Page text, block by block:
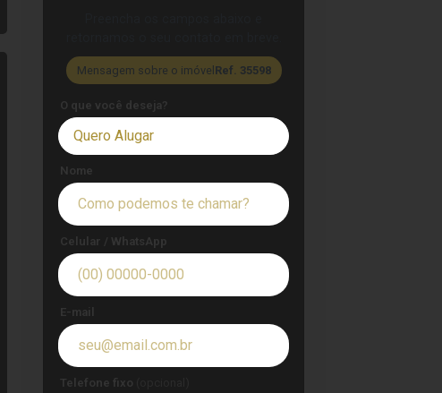
Mensagem sobre o imóvel Ref. 35598
O que você deseja?
Quero Alugar
Nome
Celular / WhatsApp
E-mail
Telefone fixo